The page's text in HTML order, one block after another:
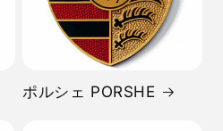
ポルシェ PORSHE